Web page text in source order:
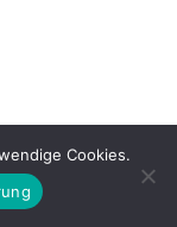
Cookies.